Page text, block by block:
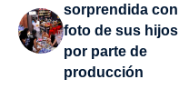
sorprendida con
foto de sus hijos
por parte de
producción